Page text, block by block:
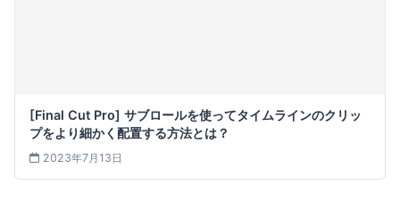
[Final Cut Pro] サブロールを使ってタイムラインのクリッ
プをより細かく配置する方法とは？
2023年7月13日